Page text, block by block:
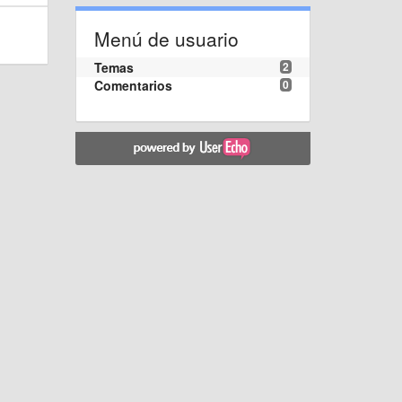
Menú de usuario
2
Temas
0
Comentarios